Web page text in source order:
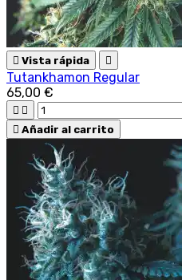
 Vista rápida 
Tutankhamon Regular
65,00 €
 
 Añadir al carrito